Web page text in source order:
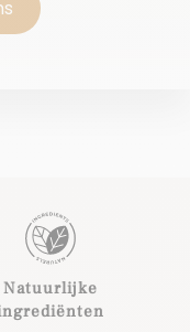
Natuurlijke